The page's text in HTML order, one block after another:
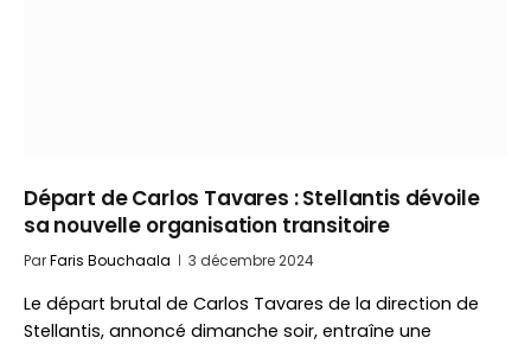
Départ de Carlos Tavares : Stellantis dévoile
sa nouvelle organisation transitoire
ParFaris Bouchaala 3 décembre 2024
Le départ brutal de Carlos Tavares de la direction de
Stellantis, annoncé dimanche soir, entraîne une